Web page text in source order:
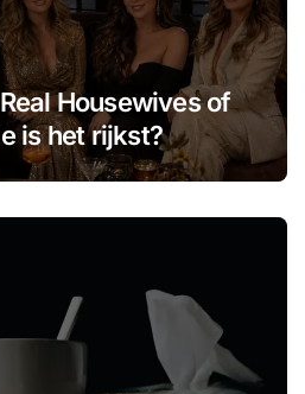
Housewives of
is het rijkst?